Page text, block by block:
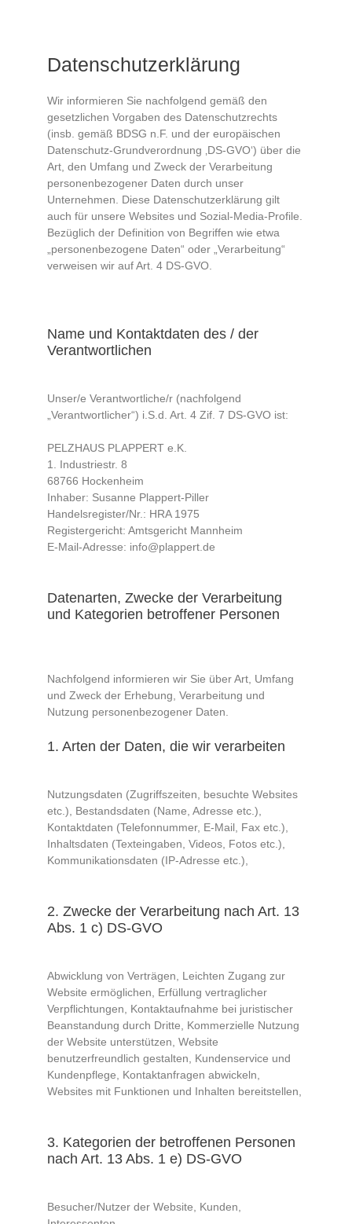
Datenschutzerklärung
Wir informieren Sie nachfolgend gemäß den
gesetzlichen Vorgaben des Datenschutzrechts
(insb. gemäß BDSG n.F. und der europäischen
Datenschutz-Grundverordnung ‚DS-GVO‘) über die
Art, den Umfang und Zweck der Verarbeitung
personenbezogener Daten durch unser
Unternehmen. Diese Datenschutzerklärung gilt
auch für unsere Websites und Sozial-Media-Profile.
Bezüglich der Definition von Begriffen wie etwa
„personenbezogene Daten“ oder „Verarbeitung“
verweisen wir auf Art. 4 DS-GVO.
Name und Kontaktdaten des / der
Verantwortlichen
Unser/e Verantwortliche/r (nachfolgend
„Verantwortlicher“) i.S.d. Art. 4 Zif. 7 DS-GVO ist:
PELZHAUS PLAPPERT e.K.
1. Industriestr. 8
68766 Hockenheim
Inhaber: Susanne Plappert-Piller
Handelsregister/Nr.: HRA 1975
Registergericht: Amtsgericht Mannheim
E-Mail-Adresse: info@plappert.de
Datenarten, Zwecke der Verarbeitung
und Kategorien betroffener Personen
Nachfolgend informieren wir Sie über Art, Umfang
und Zweck der Erhebung, Verarbeitung und
Nutzung personenbezogener Daten.
1. Arten der Daten, die wir verarbeiten
Nutzungsdaten (Zugriffszeiten, besuchte Websites
etc.), Bestandsdaten (Name, Adresse etc.),
Kontaktdaten (Telefonnummer, E-Mail, Fax etc.),
Inhaltsdaten (Texteingaben, Videos, Fotos etc.),
Kommunikationsdaten (IP-Adresse etc.),
2. Zwecke der Verarbeitung nach Art. 13
Abs. 1 c) DS-GVO
Abwicklung von Verträgen, Leichten Zugang zur
Website ermöglichen, Erfüllung vertraglicher
Verpflichtungen, Kontaktaufnahme bei juristischer
Beanstandung durch Dritte, Kommerzielle Nutzung
der Website unterstützen, Website
benutzerfreundlich gestalten, Kundenservice und
Kundenpflege, Kontaktanfragen abwickeln,
Websites mit Funktionen und Inhalten bereitstellen,
3. Kategorien der betroffenen Personen
nach Art. 13 Abs. 1 e) DS-GVO
Besucher/Nutzer der Website, Kunden,